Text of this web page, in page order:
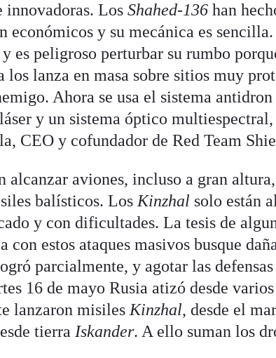
innovadoras. Los Shahed-136han
económicos y su mecánica es
es peligroso perturbar su rumbo
los lanza en masa sobre sitios muy
Ahora se usa el sistema
y un sistema óptico
CEO y cofundador de Red Team
alcanzar aviones, incluso a gran
balísticos. LosKinzhal solo están
y con dificultades. La tesis de
con estos ataques masivos busque
parcialmente, y agotar las
16 de mayo Rusia atizó desde
lanzaron misilesKinzhal, desde el
tierra Iskander. A ello suman los